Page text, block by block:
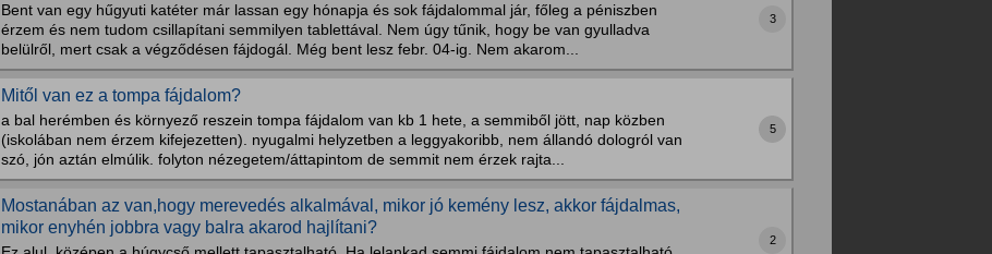
Bent van egy hűgyuti katéter már lassan egy hónapja és sok fájdalommal jár, főleg a péniszben
érzem és nem tudom csillapítani semmilyen tablettával. Nem úgy tűnik, hogy be van gyulladva
belülről, mert csak a végződésen fájdogál. Még bent lesz febr. 04-ig. Nem akarom...
3
Mitől van ez a tompa fájdalom?
a bal herémben és környező reszein tompa fájdalom van kb 1 hete, a semmiből jött, nap közben
(iskolában nem érzem kifejezetten). nyugalmi helyzetben a leggyakoribb, nem állandó dologról van
szó, jón aztán elmúlik. folyton nézegetem/áttapintom de semmit nem érzek rajta...
5
Mostanában az van,hogy merevedés alkalmával, mikor jó kemény lesz, akkor fájdalmas,
mikor enyhén jobbra vagy balra akarod hajlítani?
2